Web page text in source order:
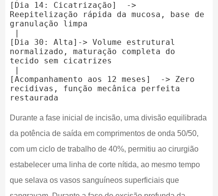
[Dia 14: Cicatrização]  ->
Reepitelização rápida da mucosa, base de
granulação limpa
[Dia 30: Alta]-> Volume estrutural
normalizado, maturação completa do
tecido sem cicatrizes
[Acompanhamento aos 12 meses]  -> Zero
recidivas, função mecânica perfeita
Durante a fase inicial de incisão, uma divisão equilibrada
da potência de saída em comprimentos de onda 50/50,
com um ciclo de trabalho de 40%, permitiu ao cirurgião
estabelecer uma linha de corte nítida, ao mesmo tempo
que selava os vasos sanguíneos superficiais que